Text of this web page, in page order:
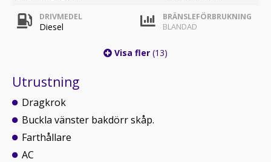
DRIVMEDEL
Diesel
BRÄNSLEFÖRBRUKNING
BLANDAD
Visa fler (13)
Utrustning
Dragkrok
Buckla vänster bakdörr skåp.
Farthållare
AC